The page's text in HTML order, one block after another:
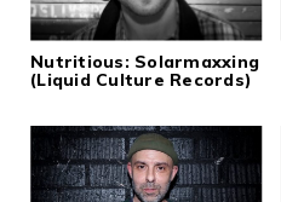
Nutritious: Solarmaxxing
(Liquid Culture Records)